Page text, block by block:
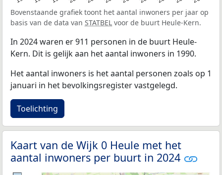
Bovenstaande grafiek toont het aantal inwoners per jaar op
basis van de data van STATBEL voor de buurt Heule-Kern.
In 2024 waren er 911 personen in de buurt Heule-
Kern. Dit is gelijk aan het aantal inwoners in 1990.
Het aantal inwoners is het aantal personen zoals op 1
januari in het bevolkingsregister vastgelegd.
Toelichting
Kaart van de Wijk 0 Heule met het
aantal inwoners per buurt in 2024